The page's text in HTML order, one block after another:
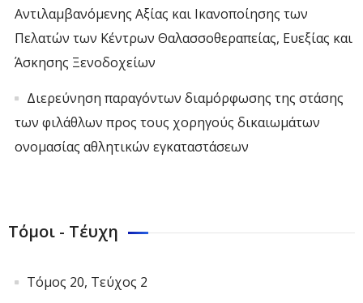
Αντιλαμβανόμενης Αξίας και Ικανοποίησης των
Πελατών των Κέντρων Θαλασσοθεραπείας, Ευεξίας και
Άσκησης Ξενοδοχείων
Διερεύνηση παραγόντων διαμόρφωσης της στάσης
των φιλάθλων προς τους χορηγούς δικαιωμάτων
ονομασίας αθλητικών εγκαταστάσεων
Τόμοι - Τέυχη
Τόμος 20, Τεύχος 2